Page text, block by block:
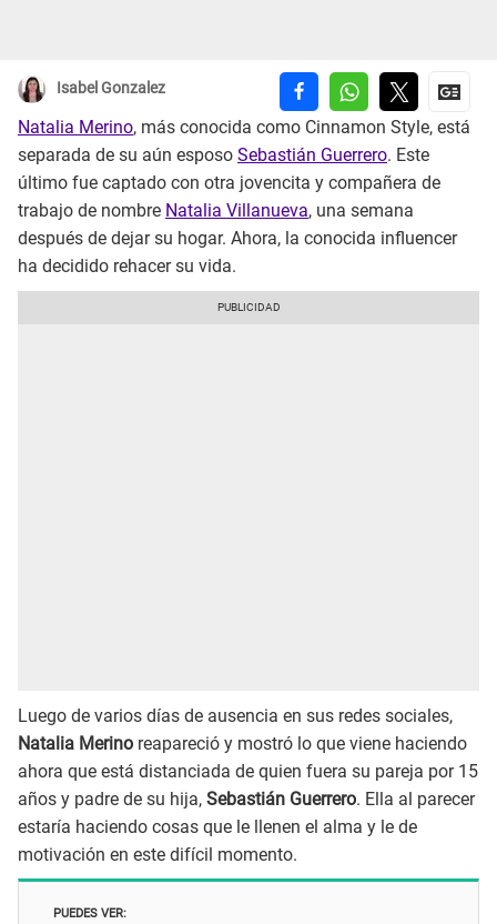
Isabel Gonzalez
Natalia Merino, más conocida como Cinnamon Style, está
separada de su aún esposo Sebastián Guerrero. Este
último fue captado con otra jovencita y compañera de
trabajo de nombre Natalia Villanueva, una semana
después de dejar su hogar. Ahora, la conocida influencer
ha decidido rehacer su vida.
Luego de varios días de ausencia en sus redes sociales,
Natalia Merino reapareció y mostró lo que viene haciendo
ahora que está distanciada de quien fuera su pareja por 15
años y padre de su hija, Sebastián Guerrero. Ella al parecer
estaría haciendo cosas que le llenen el alma y le de
motivación en este difícil momento.
PUEDES VER: